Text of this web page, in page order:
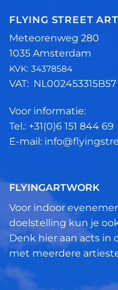
FLYING STREET ART
Meteorenweg 280
1035 Amsterdam
KVK: 34378584
VAT: NL002453315B57
Voor informatie:
Tel.: +31(0)6 151 844 69
E-mail:
FLYINGARTWORK
Voor indoor
doelstelling kun je
Denk hier aan acts in
met meerdere